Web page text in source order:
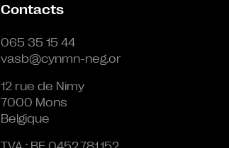
Contacts
065 35 15 44
vasb@cynmn-neg.or
12 rue de Nimy
7000 Mons
Belgique